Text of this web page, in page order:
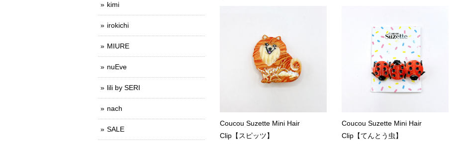
Coucou Suzette Mini Hair
Clip【スピッツ】
Coucou Suzette Mini Hair
Clip【てんとう虫】
kimi
irokichi
MIURE
nuEve
lili by SERI
nach
SALE